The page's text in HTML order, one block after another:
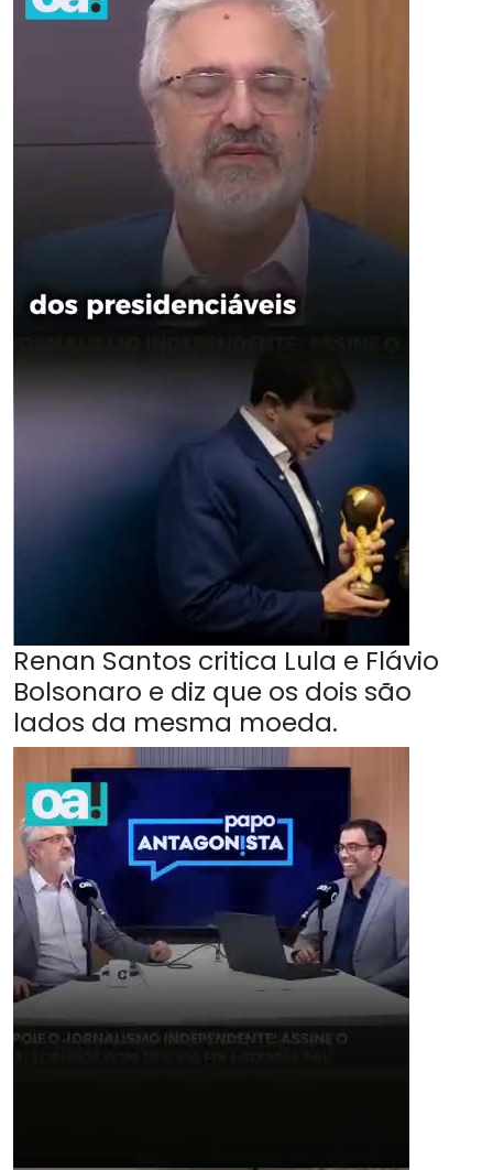
Renan Santos critica Lula e Flávio
Bolsonaro e diz que os dois são
lados da mesma moeda.